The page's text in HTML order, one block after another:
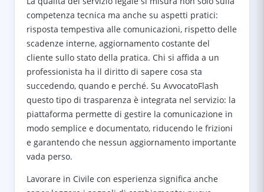
competenza tecnica ma anche su aspetti pratici:
risposta tempestiva alle comunicazioni, rispetto delle
scadenze interne, aggiornamento costante del
cliente sullo stato della pratica. Chi si affida a un
professionista ha il diritto di sapere cosa sta
succedendo, quando e perché. Su AvvocatoFlash
questo tipo di trasparenza è integrata nel servizio: la
piattaforma permette di gestire la comunicazione in
modo semplice e documentato, riducendo le frizioni
e garantendo che nessun aggiornamento importante
vada perso.
Lavorare in Civile con esperienza significa anche